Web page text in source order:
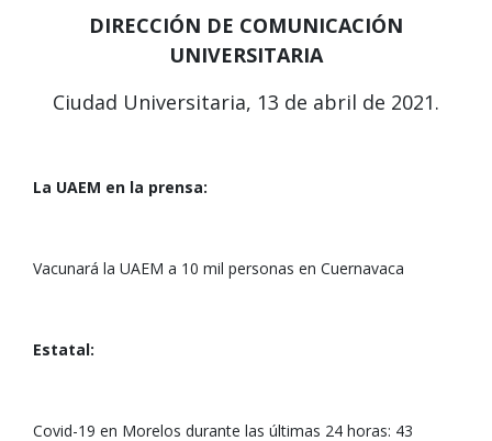
DIRECCIÓN DE COMUNICACIÓN
UNIVERSITARIA
Ciudad Universitaria, 13 de abril de 2021.
La UAEM en la prensa:
Vacunará la UAEM a 10 mil personas en Cuernavaca
Estatal:
Covid-19 en Morelos durante las últimas 24 horas: 43